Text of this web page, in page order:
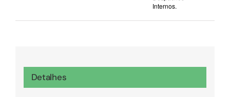
Internos.
Detalhes